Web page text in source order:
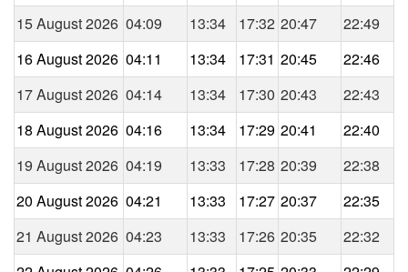
15 August 2026 04:09 13:34 17:32 20:47
22:49
16 August 2026 04:11 13:34 17:31 20:45
22:46
17 August 2026 04:14 13:34 17:30 20:43
22:43
18 August 2026 04:16 13:34 17:29 20:41
22:40
19 August 2026 04:19 13:33 17:28 20:39
22:38
20 August 2026 04:21 13:33 17:27 20:37
22:35
21 August 2026 04:23 13:33 17:26 20:35
22:32